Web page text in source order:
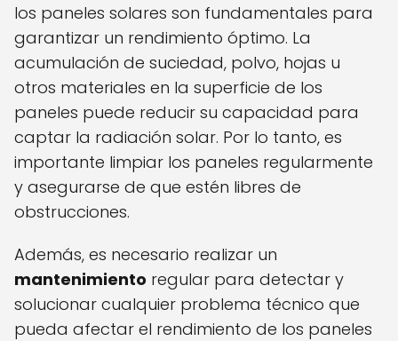
los paneles solares son fundamentales para
garantizar un rendimiento óptimo. La
acumulación de suciedad, polvo, hojas u
otros materiales en la superficie de los
paneles puede reducir su capacidad para
captar la radiación solar. Por lo tanto, es
importante limpiar los paneles regularmente
y asegurarse de que estén libres de
obstrucciones.
Además, es necesario realizar un
mantenimiento regular para detectar y
solucionar cualquier problema técnico que
pueda afectar el rendimiento de los paneles